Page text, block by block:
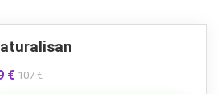
€ 107 €